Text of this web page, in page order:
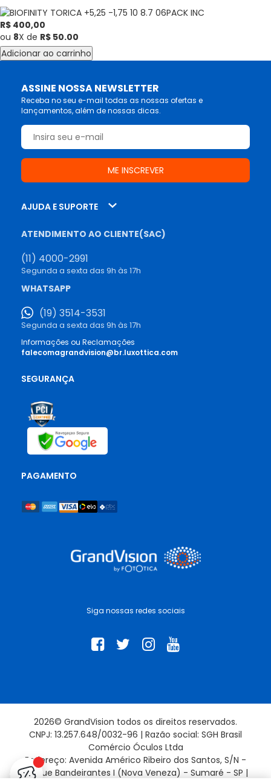
R$ 400,00
ou 8X de R$ 50.00
Adicionar ao carrinho
ASSINE NOSSA NEWSLETTER
Receba no seu e-mail todas as nossas ofertas e
lançamentos, além de nossas dicas.
Siga nossas redes sociais
AJUDA E SUPORTE
ATENDIMENTO AO CLIENTE(SAC)
(11) 4000-2991
Segunda a sexta das 9h às 17h
WHATSAPP
(19) 3514-3531
Segunda a sexta das 9h às 17h
Informações ou Reclamações
falecomagrandvision@br.luxottica.com
SEGURANÇA
PAGAMENTO
2026© GrandVision todos os direitos reservados.
CNPJ: 13.257.648/0032-96 | Razão social: SGH Brasil
Comércio Óculos Ltda
Endereço: Avenida Américo Ribeiro dos Santos, S/N -
Parque Bandeirantes I (Nova Veneza) - Sumaré - SP |